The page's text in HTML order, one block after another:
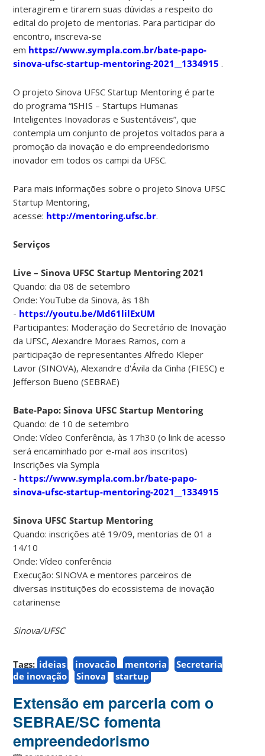
interagirem e tirarem suas dúvidas a respeito do
edital do projeto de mentorias. Para participar do
encontro, inscreva-se
em https://www.sympla.com.br/bate-papo-
sinova-ufsc-startup-mentoring-2021__1334915 .
O projeto Sinova UFSC Startup Mentoring é parte
do programa “iSHIS – Startups Humanas
Inteligentes Inovadoras e Sustentáveis”, que
contempla um conjunto de projetos voltados para a
promoção da inovação e do empreendedorismo
inovador em todos os campi da UFSC.
Para mais informações sobre o projeto Sinova UFSC
Startup Mentoring,
acesse: http://mentoring.ufsc.br.
Serviços
Live – Sinova UFSC Startup Mentoring 2021
Quando: dia 08 de setembro
Onde: YouTube da Sinova, às 18h
- https://youtu.be/Md61lilExUM
Participantes: Moderação do Secretário de Inovação
da UFSC, Alexandre Moraes Ramos, com a
participação de representantes Alfredo Kleper
Lavor (SINOVA), Alexandre d'Ávila da Cinha (FIESC) e
Jefferson Bueno (SEBRAE)
Bate-Papo: Sinova UFSC Startup Mentoring
Quando: de 10 de setembro
Onde: Vídeo Conferência, às 17h30 (o link de acesso
será encaminhado por e-mail aos inscritos)
Inscrições via Sympla
- https://www.sympla.com.br/bate-papo-
sinova-ufsc-startup-mentoring-2021__1334915
Sinova UFSC Startup Mentoring
Quando: inscrições até 19/09, mentorias de 01 a
14/10
Onde: Vídeo conferência
Execução: SINOVA e mentores parceiros de
diversas instituições do ecossistema de inovação
catarinense
Sinova/UFSC
Tags: ideias inovação mentoria
Secretaria
de inovação
Sinova startup
Extensão em parceria com o
SEBRAE/SC fomenta
empreendedorismo